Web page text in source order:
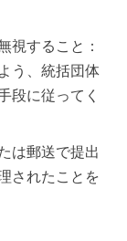
視すること：
う、統括団体
段に従ってく
は郵送で提出
されたことを